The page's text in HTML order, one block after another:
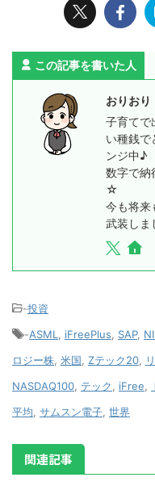
この記事を書いた人
おりおり
子育てで
い種銭で
ンジ中♪
数字で納
☆
今も将来
武装しま
-投資
-ASML iFreePlus SAP,
ロジー株 米国 Zテック20
NASDAQ100 テック iFree
平均 サムスン電子 世界
関連記事